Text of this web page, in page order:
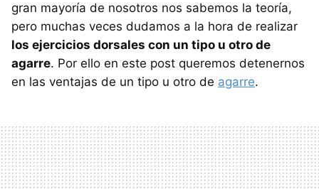
gran mayoría de nosotros nos sabemos la teoría,
pero muchas veces dudamos a la hora de realizar
los ejercicios dorsales con un tipo u otro de
agarre. Por ello en este post queremos detenernos
en las ventajas de un tipo u otro de agarre.